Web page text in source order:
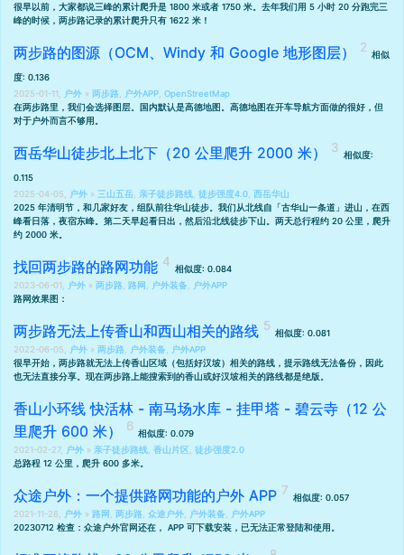
很早以前，大家都说三峰的累计爬升是 1800 米或者 1750 米。去年我们用 5 小时 20 分跑完三
峰的时候，两步路记录的累计爬升只有 1622 米！
两步路的图源（OCM、Windy 和 Google 地形图层） 相似
度: 0.136
2025-01-11,
户外 » 两步路 户外APP OpenStreetMap
在两步路里，我们会选择图层。国内默认是高德地图。高德地图在开车导航方面做的很好，但
对于户外而言不够用。
西岳华山徒步北上北下（20 公里爬升 2000 米） 相似度:
0.115
2025-04-05,
户外 » 三山五岳 亲子徒步路线 徒步强度4.0 西岳华山
2025 年清明节，和几家好友，组队前往华山徒步。我们从北线自「古华山一条道」进山，在西
峰看日落，夜宿东峰。第二天早起看日出，然后沿北线徒步下山。两天总行程约 20 公里，爬升
约 2000 米。
找回两步路的路网功能
相似度: 0.084
2023-06-01,
户外 » 两步路 路网 户外装备
户外APP
路网效果图：
两步路无法上传香山和西山相关的路线
相似度: 0.081
2022-06-05,
户外 » 两步路 户外装备
户外APP
很早开始，两步路就无法上传香山区域（包括好汉坡）相关的路线，提示路线无法备份，因此
也无法直接分享。现在两步路上能搜索到的香山或好汉坡相关的路线都是绝版。
香山小环线 快活林 - 南马场水库 - 挂甲塔 - 碧云寺（12 公
里爬升 600 米）
相似度: 0.079
2021-02-27,
户外 » 亲子徒步路线 香山片区 徒步强度2.0
总路程 12 公里，爬升 600 多米。
众途户外：一个提供路网功能的户外 APP
相似度: 0.057
2021-11-28,
户外 » 路网 两步路 众途户外 户外装备
户外APP
20230712 检查： 众途户外官网还在， APP 可下载安装，已无法正常登陆和使用。